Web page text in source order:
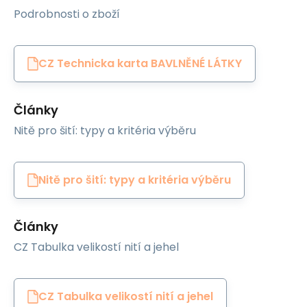
Podrobnosti o zboží
CZ Technicka karta BAVLNĚNÉ LÁTKY
Články
Nitě pro šití: typy a kritéria výběru
Nitě pro šití: typy a kritéria výběru
Články
CZ Tabulka velikostí nití a jehel
CZ Tabulka velikostí nití a jehel